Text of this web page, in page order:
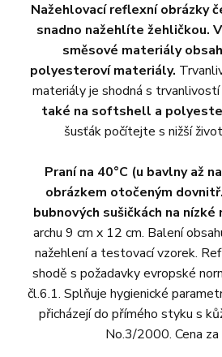
Nažehlovací reflexní obrázky
snadno nažehlíte žehličkou.
směsové materiály
polyesteroví materiály.
materiály je shodná s
také na softshell a
šusťák počítejte s nižší
Praní na 40°C (u bavlny až
obrázkem otočeným
bubnových sušičkách na nízké
archu 9 cm x 12 cm. Balení
nažehlení a testovací vzorek.
shodě s požadavky evropské
čl.6.1. Splňuje hygienické
přicházejí do přímého styku s
No.3/2000. Cena za